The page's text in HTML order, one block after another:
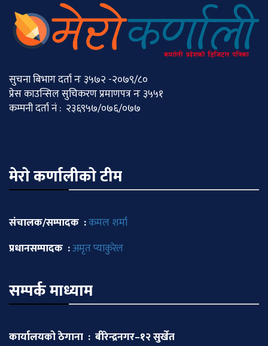
सुचना बिभाग दर्ता नः ३५७२ -२०७९/८०
प्रेस काउन्सिल सुचिकरण प्रमाणपत्र नः ३५५१
कम्पनी दर्ता नं : २३६९५७/०७६/०७७
मेराे कर्णालीकाे टीम
संचालक/सम्पादक :कमल शर्मा
प्रधानसम्पादक :अमृत प्याकुरेल
सम्पर्क माध्याम
कार्यालयको ठेगाना : बीरेन्द्रनगर–१२ सुर्खेत